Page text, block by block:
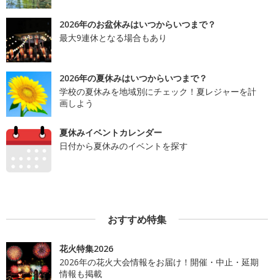
2026年のお盆休みはいつからいつまで？
最大9連休となる場合もあり
2026年の夏休みはいつからいつまで？
学校の夏休みを地域別にチェック！夏レジャーを計
画しよう
夏休みイベントカレンダー
日付から夏休みのイベントを探す
おすすめ特集
花火特集2026
2026年の花火大会情報をお届け！開催・中止・延期
情報も掲載